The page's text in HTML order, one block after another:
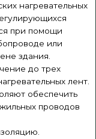
нагревательных
при помощи
или
здания.
до трех
лент.
обеспечить
проводов